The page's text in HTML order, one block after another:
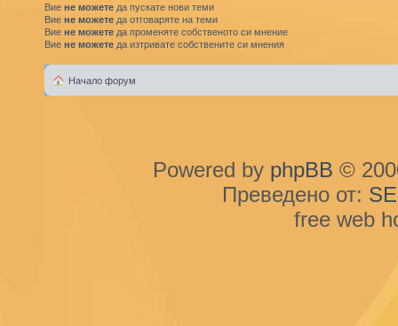
Вие не можетеда пускате нови теми
Вие не можетеда отговаряте на теми
Вие не можетеда променяте собственото си мнение
Вие не можетеда изтривате собствените си мнения
Начало форум
Powered by phpBB ©
Преведено от:
free web